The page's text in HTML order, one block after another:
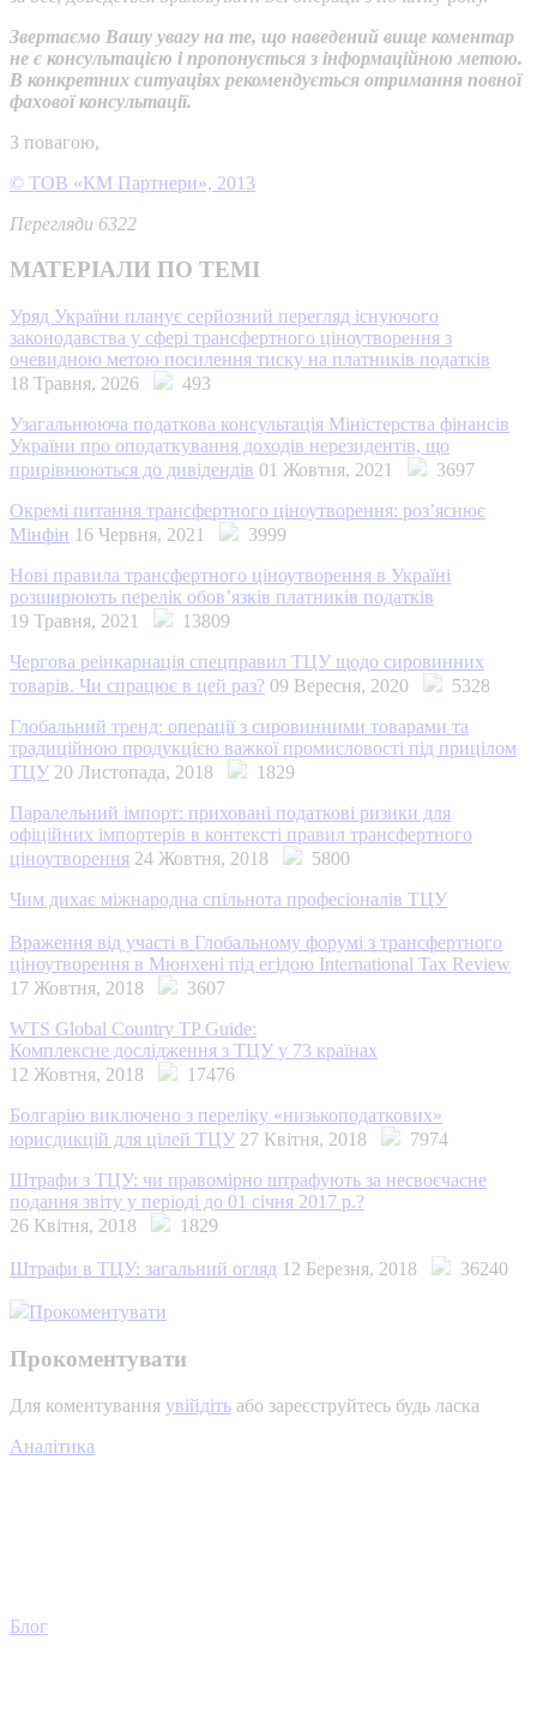
Звертаємо Вашу увагу на те, що наведений вище коментар
не є консультацією і пропонується з інформаційною метою.
В конкретних ситуаціях рекомендується отримання повної
фахової консультації.
З повагою,
© ТОВ «КМ Партнери», 2013
Перегляди 6322
МАТЕРІАЛИ ПО ТЕМІ
Уряд України планує серйозний перегляд існуючого
законодавства у сфері трансфертного ціноутворення з
очевидною метою посилення тиску на платників податків
18 Травня, 2026
493
Узагальнююча податкова консультація Міністерства фінансів
України про оподаткування доходів нерезидентів, що
прирівнюються до дивідендів 01 Жовтня, 2021
3697
Окремі питання трансфертного ціноутворення: роз’яснює
Мінфін 16 Червня, 2021
3999
Нові правила трансфертного ціноутворення в Україні
розширюють перелік обов’язків платників податків
19 Травня, 2021
13809
Чергова реінкарнація спецправил ТЦУ щодо сировинних
товарів. Чи спрацює в цей раз? 09 Вересня, 2020
5328
Глобальний тренд: операції з сировинними товарами та
традиційною продукцією важкої промисловості під прицілом
ТЦУ 20 Листопада, 2018
1829
Паралельний імпорт: приховані податкові ризики для
офіційних імпортерів в контексті правил трансфертного
ціноутворення 24 Жовтня, 2018
5800
Чим дихає міжнародна спільнота професіоналів ТЦУ
Враження від участі в Глобальному форумі з трансфертного
ціноутворення в Мюнхені під егідою International Tax Review
17 Жовтня, 2018
3607
WTS Global Country TP Guide:
Комплексне дослідження з ТЦУ у 73 країнах
12 Жовтня, 2018
17476
Болгарію виключено з переліку «низькоподаткових»
юрисдикцій для цілей ТЦУ 27 Квітня, 2018
7974
Штрафи з ТЦУ: чи правомірно штрафують за несвоєчасне
подання звіту у періоді до 01 січня 2017 р.?
26 Квітня, 2018
1829
Штрафи в ТЦУ: загальний огляд 12 Березня, 2018 36240
Прокоментувати
Прокоментувати
Для коментування увійдіть або зареєструйтесь будь ласка
Аналітика
Блог